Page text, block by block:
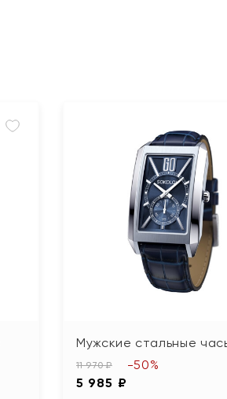
Мужские стальные
11 970 ₽
5 985 ₽
-50%